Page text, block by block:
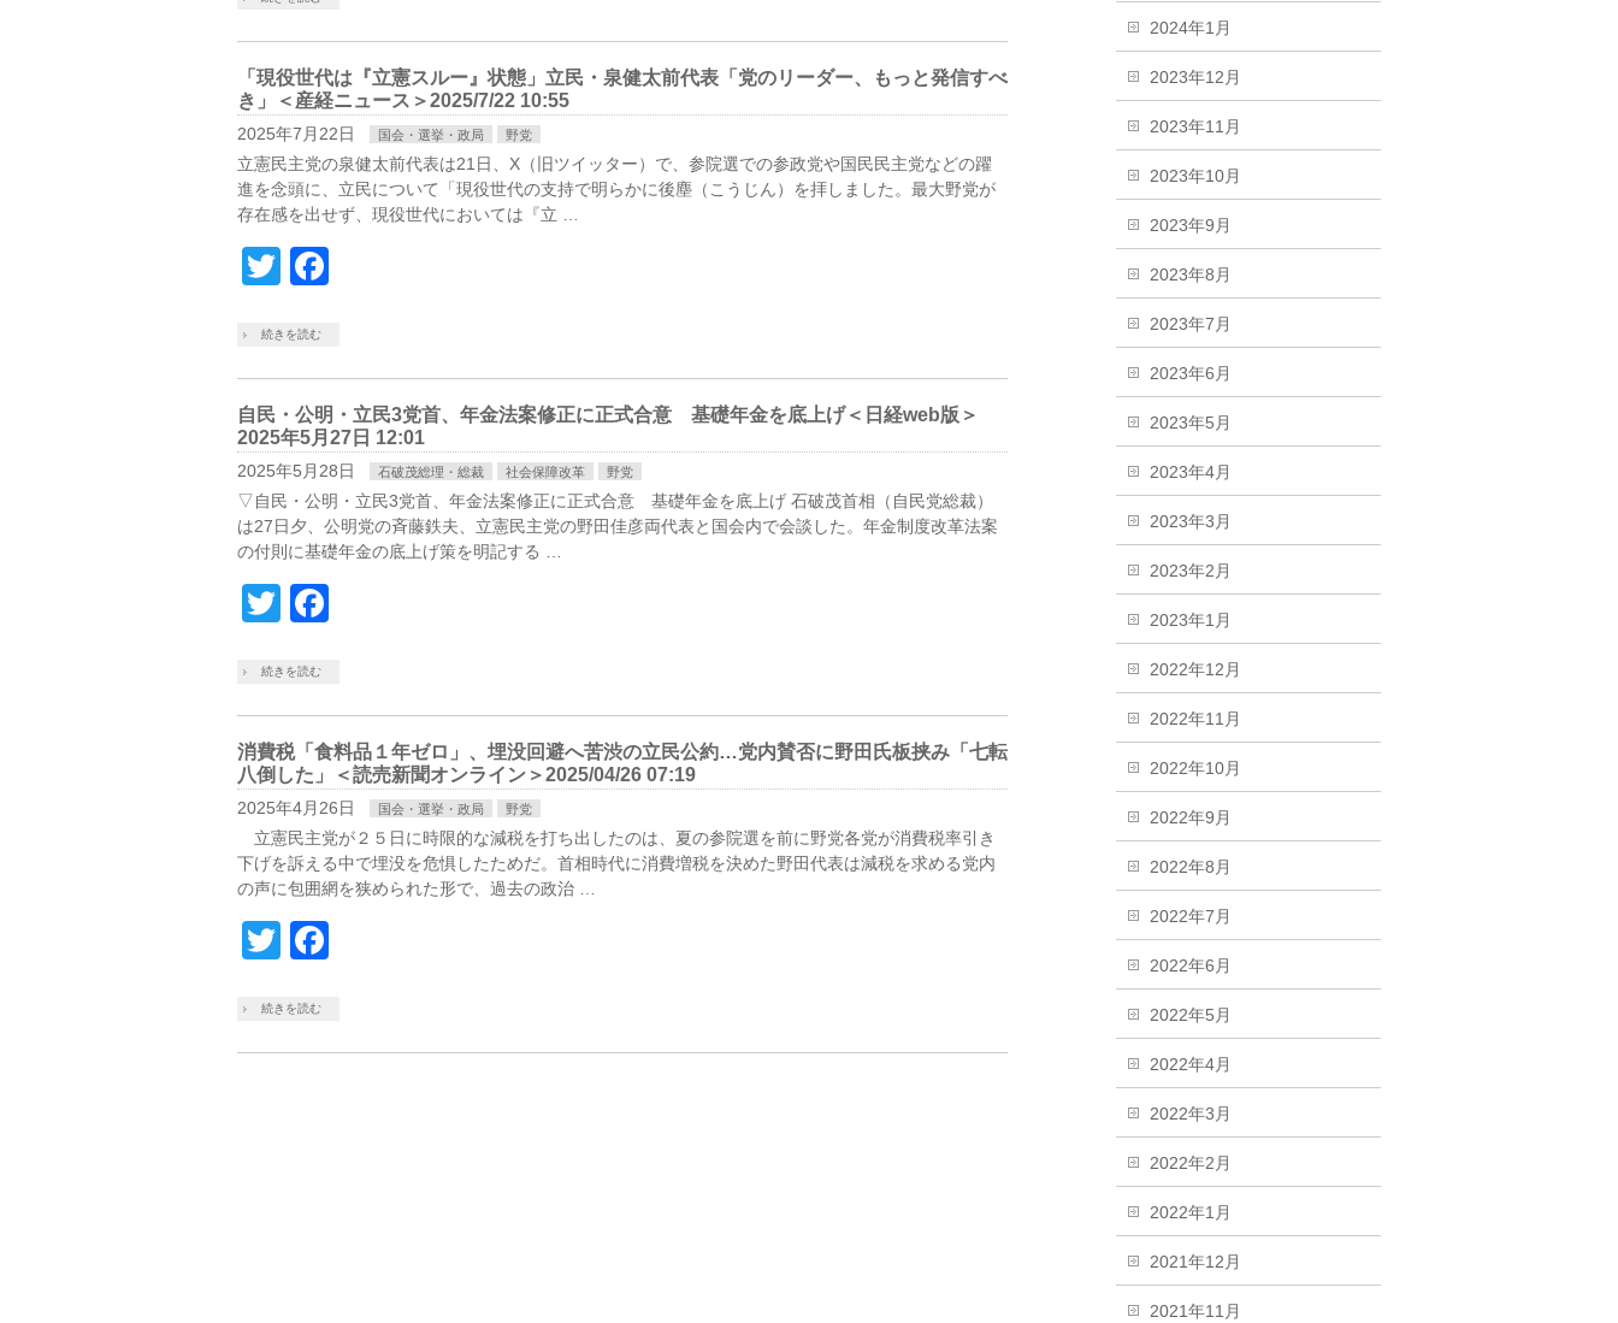
「現役世代は『立憲スルー』状態」立民・泉健太前代表「党のリーダー、もっと発信すべ
き」＜産経ニュース＞2025/7/22 10:55
2025年7月22日 国会・選挙・政局 野党
立憲民主党の泉健太前代表は21日、X（旧ツイッター）で、参院選での参政党や国民民主党などの躍
進を念頭に、立民について「現役世代の支持で明らかに後塵（こうじん）を拝しました。最大野党が
存在感を出せず、現役世代においては『立 …
Twitter
続きを読む
自民・公明・立民3党首、年金法案修正に正式合意 基礎年金を底上げ＜日経web版＞
2025年5月27日 12:01
2025年5月28日 石破茂総理・総裁 社会保障改革 野党
▽自民・公明・立民3党首、年金法案修正に正式合意 基礎年金を底上げ 石破茂首相（自民党総裁）
は27日夕、公明党の斉藤鉄夫、立憲民主党の野田佳彦両代表と国会内で会談した。年金制度改革法案
の付則に基礎年金の底上げ策を明記する …
Twitter
続きを読む
消費税「食料品１年ゼロ」、埋没回避へ苦渋の立民公約…党内賛否に野田氏板挟み「七転
八倒した」＜読売新聞オンライン＞2025/04/26 07:19
2025年4月26日 国会・選挙・政局 野党
立憲民主党が２５日に時限的な減税を打ち出したのは、夏の参院選を前に野党各党が消費税率引き
下げを訴える中で埋没を危惧したためだ。首相時代に消費増税を決めた野田代表は減税を求める党内
の声に包囲網を狭められた形で、過去の政治 …
Twitter
続きを読む
2024年1月
2023年12月
2023年11月
2023年10月
2023年9月
2023年8月
2023年7月
2023年6月
2023年5月
2023年4月
2023年3月
2023年2月
2023年1月
2022年12月
2022年11月
2022年10月
2022年9月
2022年8月
2022年7月
2022年6月
2022年5月
2022年4月
2022年3月
2022年2月
2022年1月
2021年12月
2021年11月